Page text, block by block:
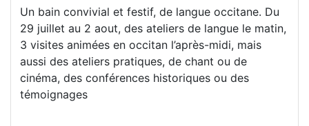
Un bain convivial et festif, de langue occitane. Du
29 juillet au 2 aout, des ateliers de langue le matin,
3 visites animées en occitan l’après-midi, mais
aussi des ateliers pratiques, de chant ou de
cinéma, des conférences historiques ou des
témoignages